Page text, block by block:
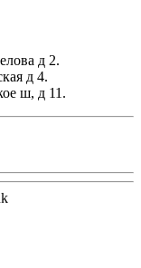
д 2.
д 4.
ш, д 11.